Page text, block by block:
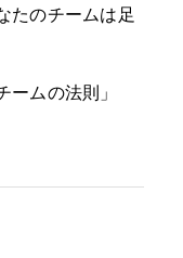
たのチームは足
ムの法則」